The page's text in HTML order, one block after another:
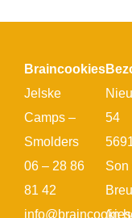
Braincookies
Jelske
Camps –
Smolders
06 – 28 86
81 42
54
Son
(in